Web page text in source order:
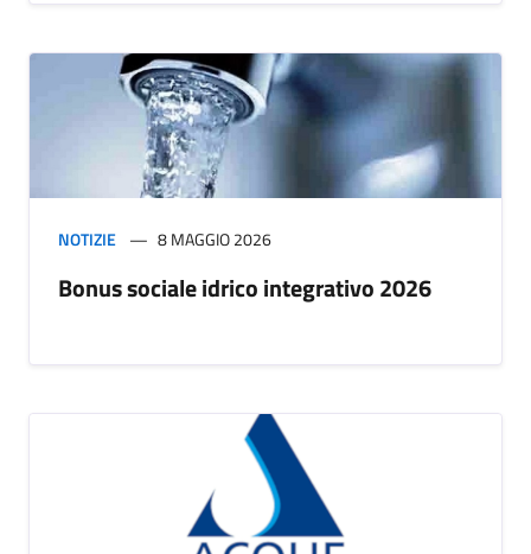
NOTIZIE 8 MAGGIO 2026
Bonus sociale idrico integrativo 2026